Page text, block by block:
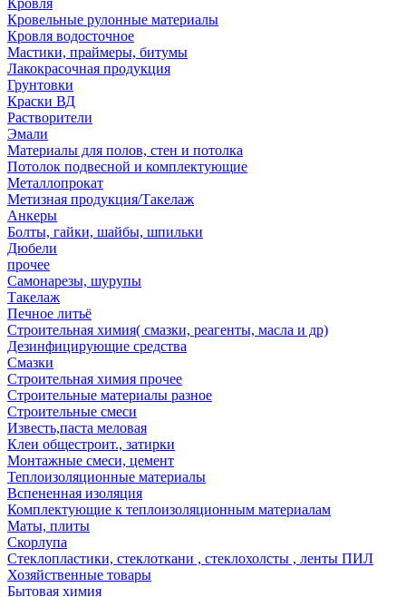
Кровля
Кровельные рулонные материалы
Кровля водосточное
Мастики, праймеры, битумы
Лакокрасочная продукция
Грунтовки
Краски ВД
Растворители
Эмали
Материалы для полов, стен и потолка
Потолок подвесной и комплектующие
Металлопрокат
Метизная продукция/Такелаж
Анкеры
Болты, гайки, шайбы, шпильки
Дюбели
прочее
Самонарезы, шурупы
Такелаж
Печное литьё
Строительная химия( смазки, реагенты, масла и др)
Дезинфицирующие средства
Смазки
Строительная химия прочее
Строительные материалы разное
Строительные смеси
Известь,паста меловая
Клеи общестроит., затирки
Монтажные смеси, цемент
Теплоизоляционные материалы
Вспененная изоляция
Комплектующие к теплоизоляционным материалам
Маты, плиты
Скорлупа
Стеклопластики, стеклоткани , стеклохолсты , ленты ПИЛ
Хозяйственные товары
Бытовая химия